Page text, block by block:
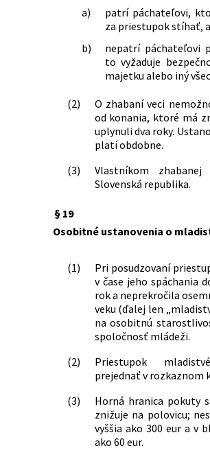
Národnej rady
125/1996 Z. z. o
protiprávnosti
systému a ktorým sa
niektoré zákony
Zákon, ktorým sa
č. 8/2009 Z. z. o
zmene a doplnení
v znení neskorších
zákona Slovenskej
neskorších predpisov
412/2021 Z. z.
Zákon, ktorým sa
246/2022 Z. z.
Zákon, ktorým sa
zmene a doplnení
v znení neskorších
sa menia a
183/2023 Z. z.
Zákon o
prepravných
používaných na
niektorých zákonov
330/2023 Z. z.
Zákon, ktorým sa
č. 58/2014 Z. z. o
výbušných
zmene a doplnení
v znení neskorších
a)
patrí páchateľovi,
za priestupok stíhať,
b)
nepatrí páchateľovi
to vyžaduje
majetku alebo iný
(2)
O zhabaní veci
od konania, ktoré má
uplynuli dva roky.
platí obdobne.
(3)
Vlastníkom
Slovenská republika.
§ 19
Osobitné ustanovenia o
(1)
Pri posudzovaní
v čase jeho spáchania
rok a neprekročila
veku (ďalej len
na osobitnú
spoločnosť mládeži.
(2)
Priestupok
prejednať v rozkaznom
(3)
Horná hranica pokuty
znižuje na polovicu;
vyššia ako 300 eur a v
ako 60 eur.